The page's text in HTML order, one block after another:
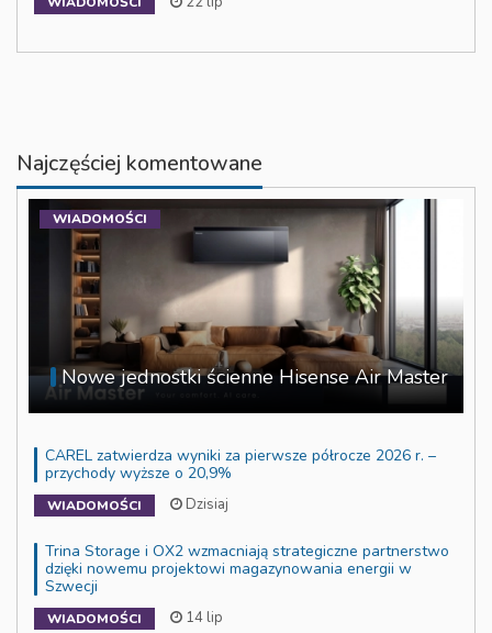
Najczęściej komentowane
Nowe jednostki ścienne Hisense Air Master
WIADOMOŚCI
CAREL zatwierdza wyniki za pierwsze półrocze 2026 r. –
przychody wyższe o 20,9%
WIADOMOŚCI Dzisiaj
Trina Storage i OX2 wzmacniają strategiczne partnerstwo
dzięki nowemu projektowi magazynowania energii w
Szwecji
WIADOMOŚCI 14 lip